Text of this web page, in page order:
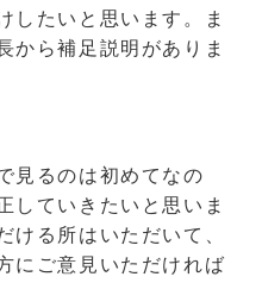
したいと思います。ま
から補足説明がありま
見るのは初めてなの
していきたいと思いま
ける所はいただいて、
にご意見いただければ